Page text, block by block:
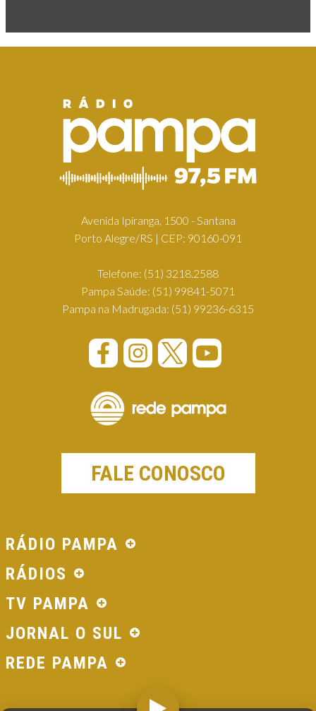
Avenida Ipiranga, 1500 - Santana
Porto Alegre/RS | CEP: 90160-091
Telefone: (51) 3218.2588
Pampa Saúde: (51) 99841-5071
Pampa na Madrugada: (51) 99236-6315
FALE CONOSCO
RÁDIO PAMPA
RÁDIOS
TV PAMPA
JORNAL O SUL
REDE PAMPA